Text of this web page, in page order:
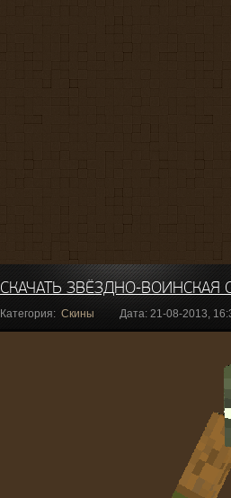
СКАЧАТЬ ЗВЁЗДНО-ВОИНСКАЯ
Категория: Скины Дата: 21-08-2013,